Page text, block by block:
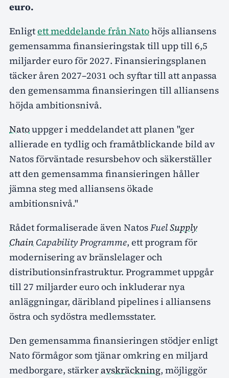
euro.
Enligtett meddelande från Natohöjs alliansens
gemensamma finansieringstak till upp till 6,5
miljarder euro för 2027. Finansieringsplanen
täcker åren 2027–2031 och syftar till att anpassa
den gemensamma finansieringen till alliansens
höjda ambitionsnivå.
Natouppger i meddelandet att planen "ger
allierade en tydlig och framåtblickande bild av
Natos förväntade resursbehov och säkerställer
att den gemensamma finansieringen håller
jämna steg med alliansens ökade
ambitionsnivå."
Rådet formaliserade även NatosFuelSupply
Chain Capability Programme, ett program för
modernisering av bränslelager och
distributionsinfrastruktur. Programmet uppgår
till 27 miljarder euro och inkluderar nya
anläggningar, däribland pipelines i alliansens
östra och sydöstra medlemsstater.
Den gemensamma finansieringen stödjer enligt
Nato förmågor som tjänar omkring en miljard
medborgare, stärkeravskräckning, möjliggör